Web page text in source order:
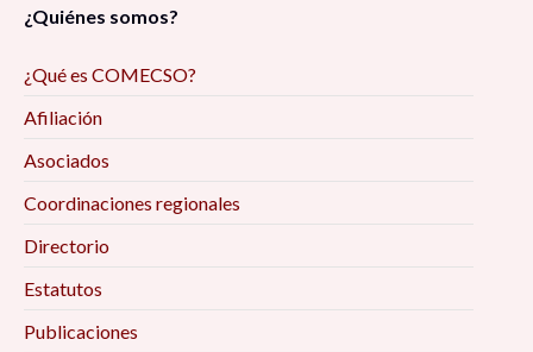
¿Quiénes somos?
¿Qué es COMECSO?
Afiliación
Asociados
Coordinaciones regionales
Directorio
Estatutos
Publicaciones